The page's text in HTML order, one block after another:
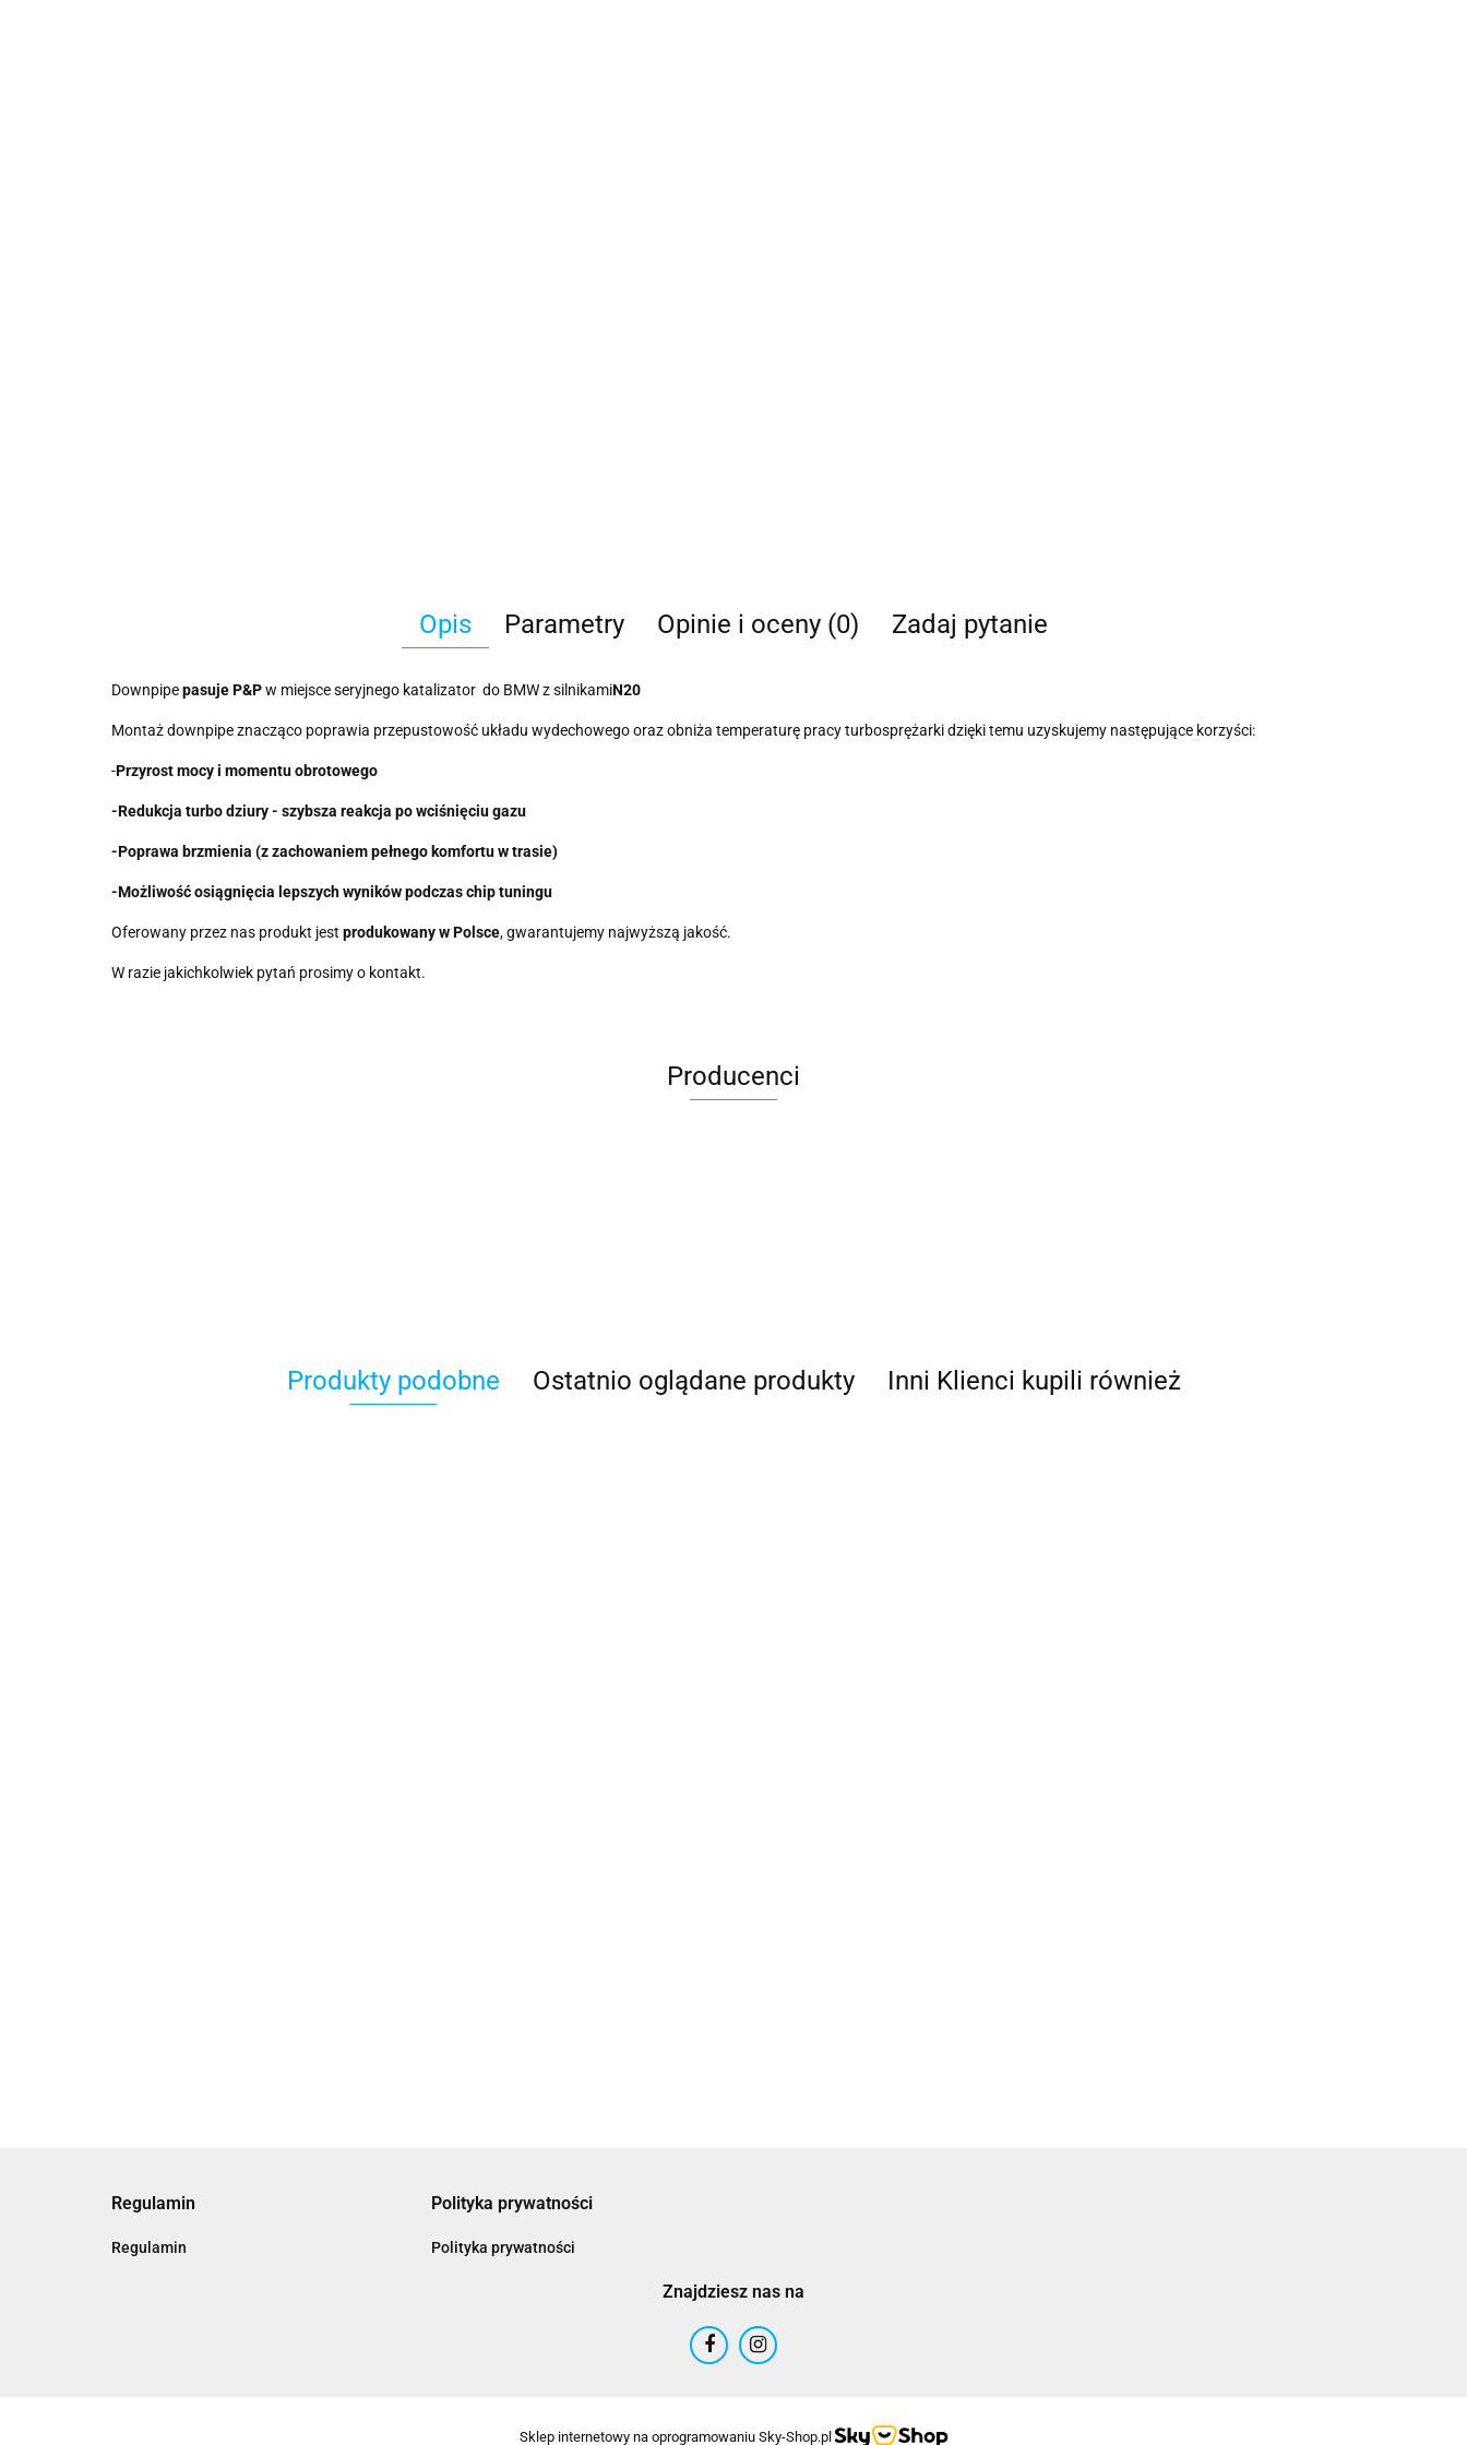
Opis Parametry Opinie i oceny (0) Zadaj pytanie
Downpipepasuje P&Pw miejsce seryjnego katalizator do BMW z silnikamiN20
Montaż downpipe znacząco poprawia przepustowość układu wydechowego oraz obniża temperaturę pracy turbosprężarki dzięki temu uzyskujemy następujące korzyści:
-Przyrost mocy i momentu obrotowego
-Redukcja turbo dziury - szybsza reakcja po wciśnięciu gazu
-Poprawa brzmienia (z zachowaniem pełnego komfortu w trasie)
-Możliwość osiągnięcia lepszych wyników podczas chip tuningu
Oferowany przez nas produkt jest produkowany w Polsce, gwarantujemy najwyższą jakość.
W razie jakichkolwiek pytań prosimy o kontakt.
Producenci
Produkty podobne Ostatnio oglądane produkty Inni Klienci kupili również
Regulamin
Regulamin
Polityka prywatności
Polityka prywatności
Znajdziesz nas na
Sklep internetowy na oprogramowaniu Sky-Shop.pl